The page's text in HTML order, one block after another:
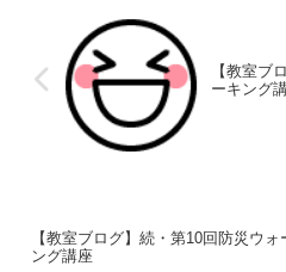
【教室ブ
ーキング講
【教室ブログ】続・第10回防災ウォ
ング講座